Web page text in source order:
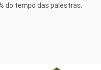
do tempo das palestras.